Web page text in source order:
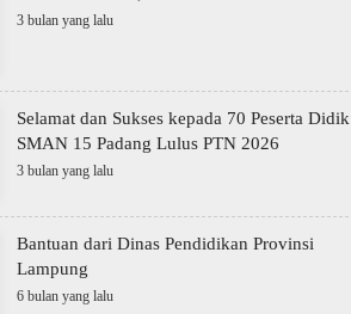
3 bulan yang lalu
Selamat dan Sukses kepada 70 Peserta Didik
SMAN 15 Padang Lulus PTN 2026
3 bulan yang lalu
Bantuan dari Dinas Pendidikan Provinsi
Lampung
6 bulan yang lalu